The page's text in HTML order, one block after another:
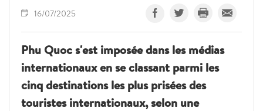
16/07/2025
Phu Quoc s'est imposée dans les médias
internationaux en se classant parmi les
cinq destinations les plus prisées des
touristes internationaux, selon une